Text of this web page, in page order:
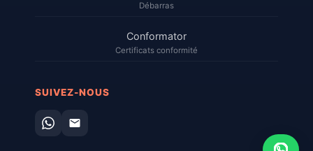
Débarras
Conformator
Certificats conformité
SUIVEZ-NOUS